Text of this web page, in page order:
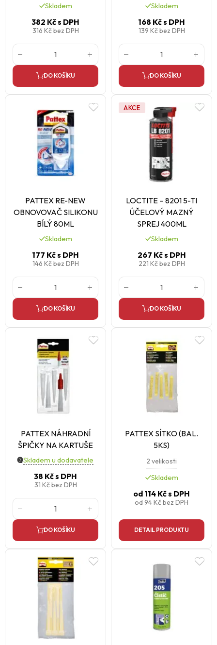
Skladem
382 Kčs DPH
316 Kčbez DPH
DO KOŠÍKU
Skladem
168 Kčs DPH
139 Kčbez DPH
DO KOŠÍKU
PATTEX RE-NEW
OBNOVOVAČ SILIKONU
BÍLÝ 80ML
Skladem
177 Kčs DPH
146 Kčbez DPH
DO KOŠÍKU
AKCE
LOCTITE – 8201 5-TI
ÚČELOVÝ MAZNÝ
SPREJ 400ML
Skladem
267 Kčs DPH
221 Kčbez DPH
DO KOŠÍKU
PATTEX NÁHRADNÍ
ŠPIČKY NA KARTUŠE
Skladem u dodavatele
38 Kčs DPH
31 Kčbez DPH
DO KOŠÍKU
PATTEX SÍTKO (BAL.
5KS)
2 velikosti
Skladem
od 114 Kčs DPH
od 94 Kčbez DPH
DETAIL PRODUKTU